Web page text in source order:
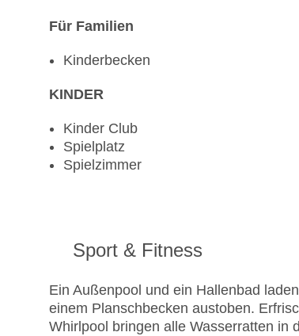
Für Familien
Kinderbecken
KINDER
Kinder Club
Spielplatz
Spielzimmer
Sport & Fitness
Ein Außenpool und ein Hallenbad
einem Planschbecken austoben.
Whirlpool bringen alle Wasserratten in